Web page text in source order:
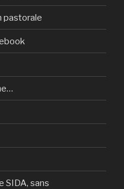
pastorale
SIDA, sans